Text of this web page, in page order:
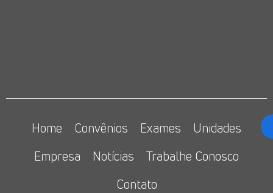
Home Convênios Exames
Unidades
Empresa
Notícias
Trabalhe Conosco
Contato